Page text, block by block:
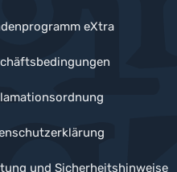
eXtra
und Sicherheitshinweise